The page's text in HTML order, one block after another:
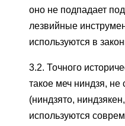
оно не подпадает
лезвийные
используются в
3.2. Точного
такое меч ниндзя, не
(ниндзято,
используются